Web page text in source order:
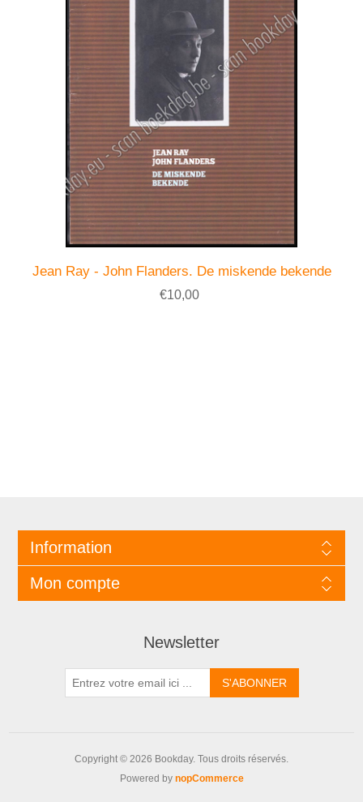
Jean Ray - John Flanders. De miskende bekende
€10,00
Information
Mon compte
Newsletter
Copyright © 2026 Bookday. Tous droits réservés.
Powered by nopCommerce